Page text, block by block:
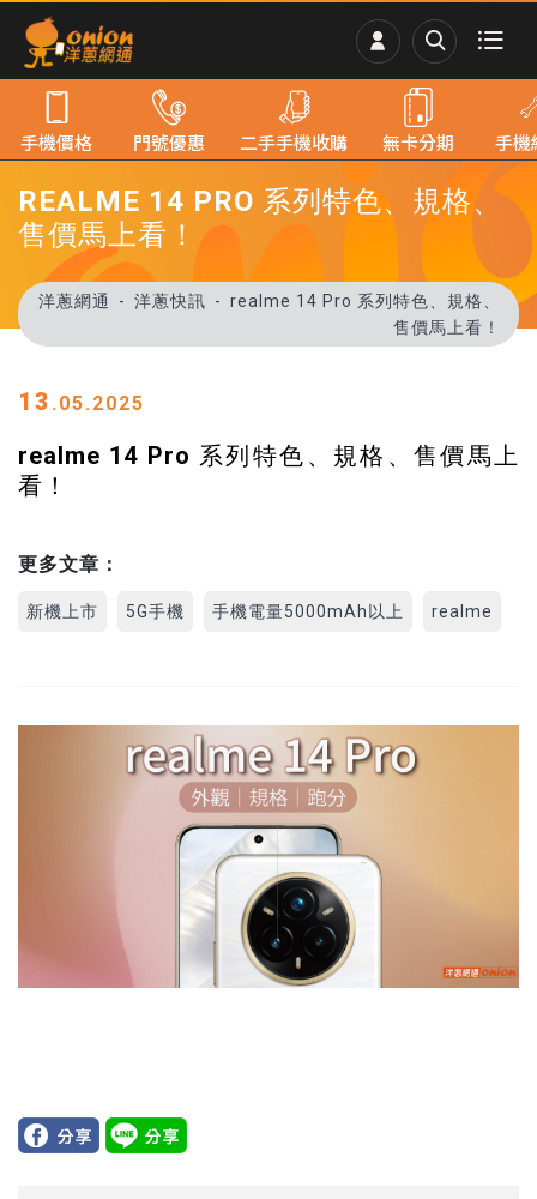
REALME 14 PRO 系列特色、規格、
售價馬上看！
洋蔥網通 洋蔥快訊
realme 14 Pro 系列特色、規格、
售價馬上看！
13 .05.2025
realme 14 Pro 系列特色、規格、售價馬上
看！
更多文章：
新機上市 5G手機 手機電量5000mAh以上 realme
手機價格 門號優惠 二手手機收購 無卡分期 手機